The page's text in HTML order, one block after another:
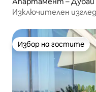
Изключителен
Избор на гостите
Избор на гостите